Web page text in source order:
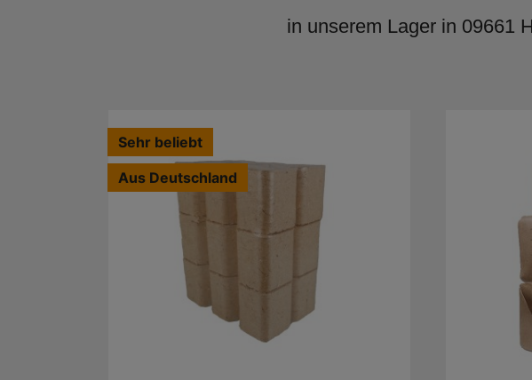
in unserem Lager in 09661
Sehr beliebt
Aus Deutschland